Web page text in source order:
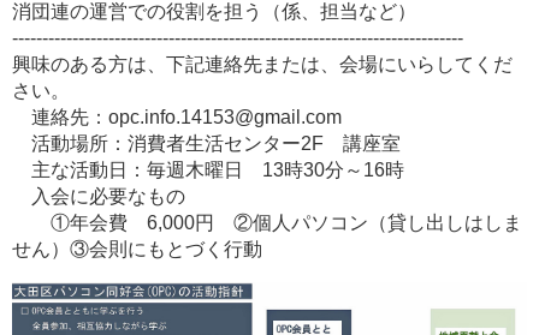
消団連の運営での役割を担う（係、担当など）
---------------------------------------------------------------------------
興味のある方は、下記連絡先または、会場にいらしてくだ
さい。
連絡先：opc.info.14153@gmail.com
活動場所：消費者生活センター2F 講座室
主な活動日：毎週木曜日 13時30分～16時
入会に必要なもの
①年会費 6,000円 ②個人パソコン（貸し出しはしま
せん）③会則にもとづく行動